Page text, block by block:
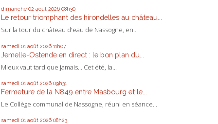
dimanche 02 août 2026 08h30
Le retour triomphant des hirondelles au château...
Sur la tour du château d'eau de Nassogne, en...
samedi 01 août 2026 11h07
Jemelle-Ostende en direct : le bon plan du...
Mieux vaut tard que jamais... Cet été, la...
samedi 01 août 2026 09h31
Fermeture de la N849 entre Masbourg et le...
Le Collège communal de Nassogne, réuni en séance...
samedi 01 août 2026 08h23